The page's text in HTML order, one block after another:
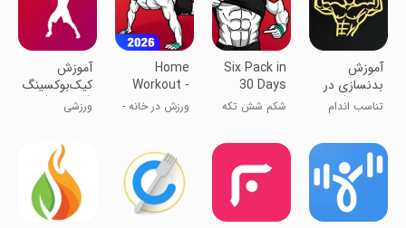
‏‏آموزش
بدنسازی در
باشگاه (با
تناسب اندام
Six Pack in
30 Days
شکم شش تکه
30 روز
Home
Workout -
No
Equipment
ورزش در خانه -
‏آموزش
کیک‌بوکسینگ
(با ویدئو)
ورزشی